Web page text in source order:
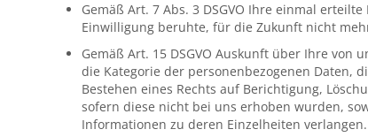
Gemäß Art. 7 Abs. 3 DSGVO Ihre einmal
Einwilligung beruhte, für die Zukunft nicht
Gemäß Art. 15 DSGVO Auskunft über Ihre
die Kategorie der personenbezogenen Daten,
Bestehen eines Rechts auf Berichtigung,
sofern diese nicht bei uns erhoben wurden,
Informationen zu deren Einzelheiten verlangen.